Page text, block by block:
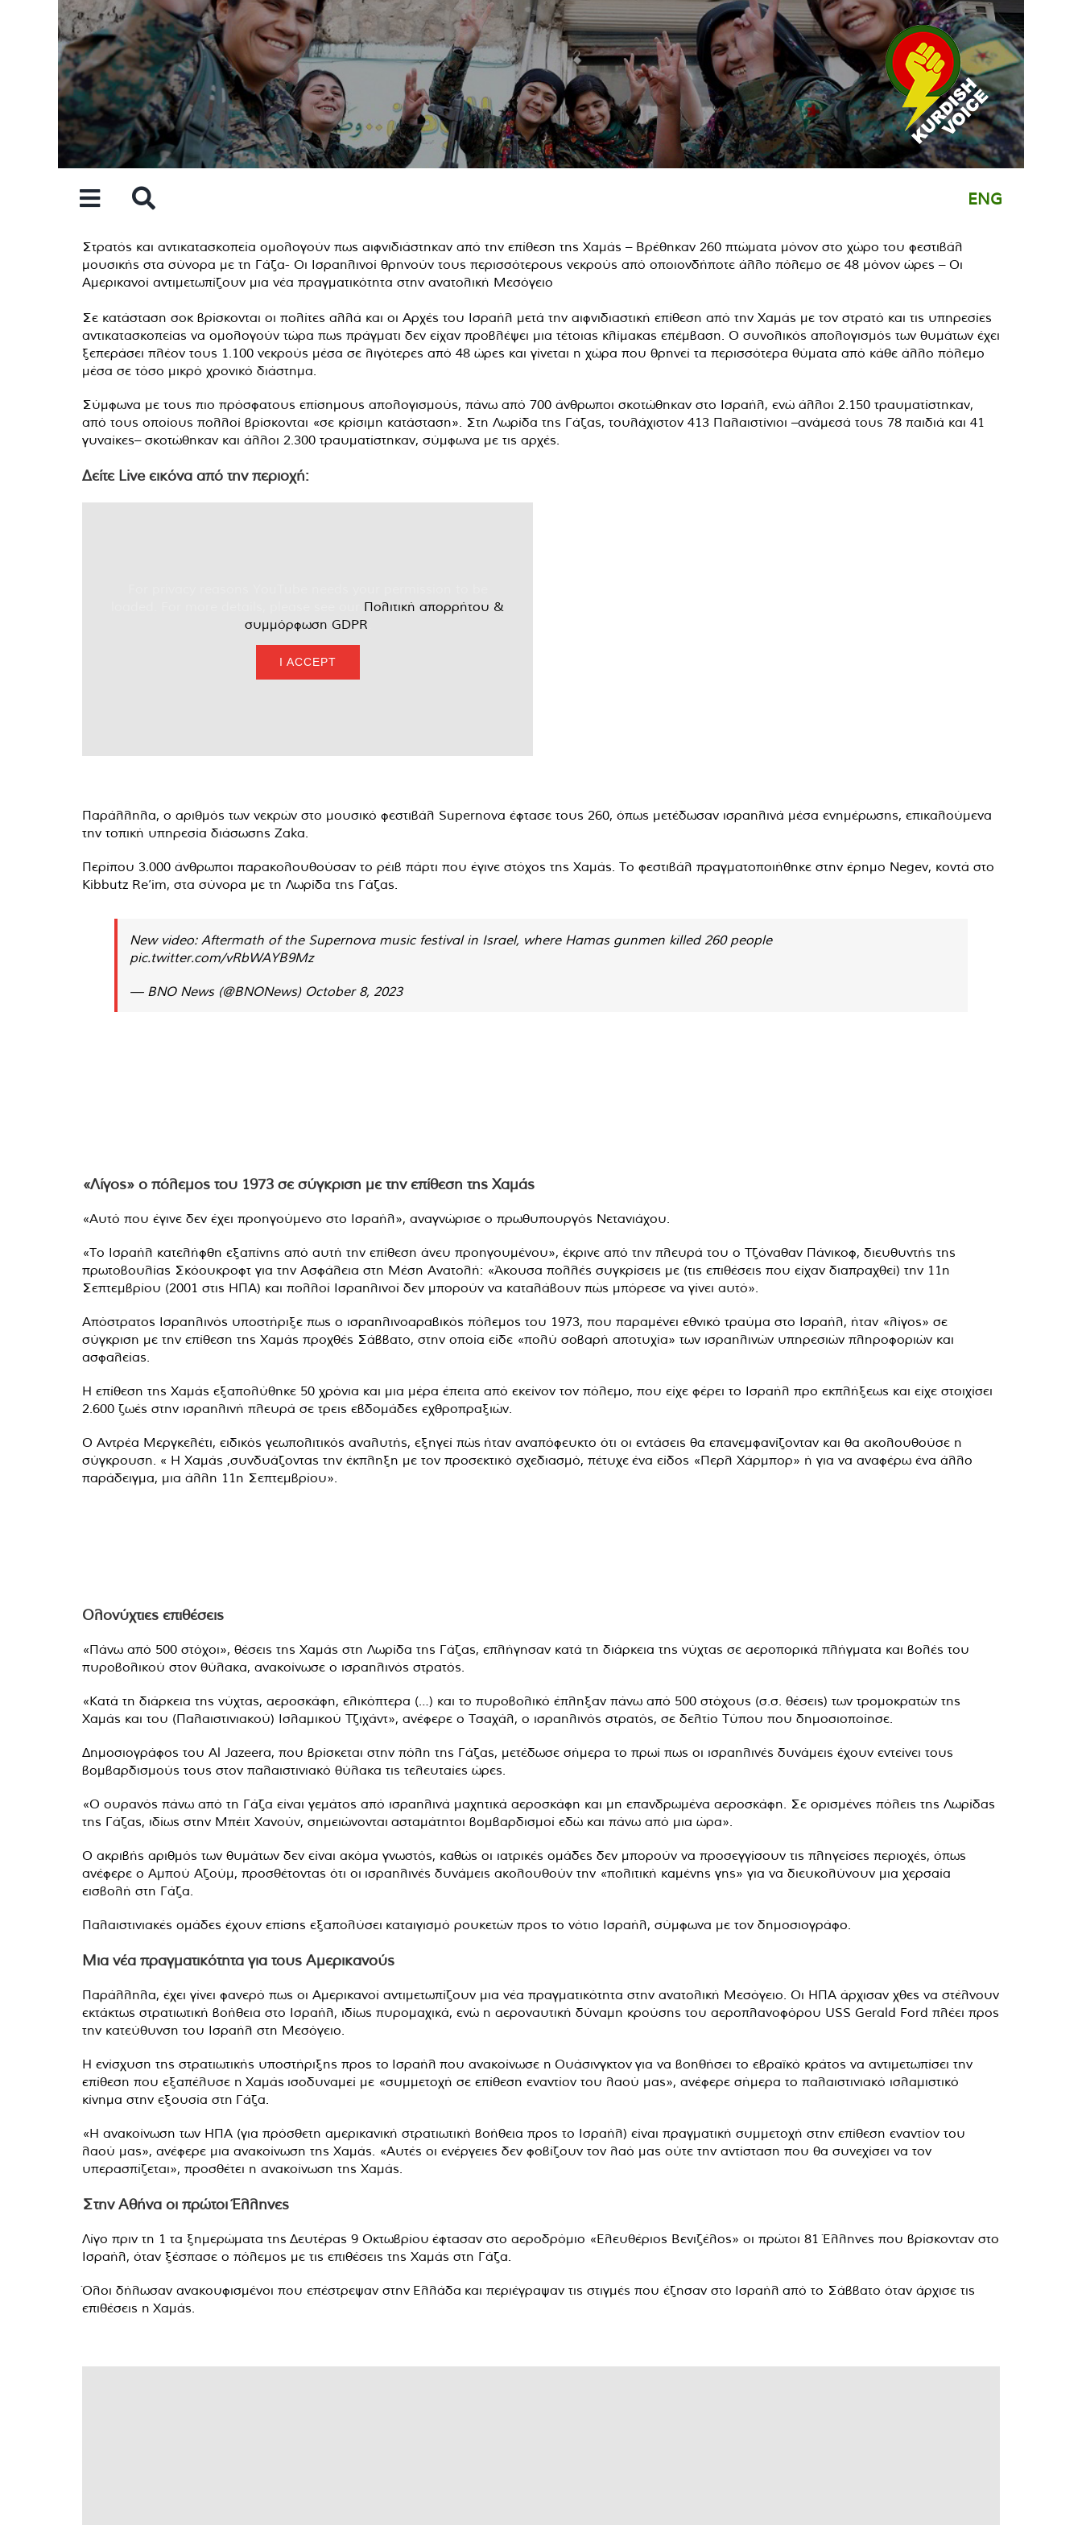
ENG
Στρατός και αντικατασκοπεία ομολογούν πως αιφνιδιάστηκαν από την επίθεση της Χαμάς – Βρέθηκαν 260 πτώματα μόνον στο χώρο του φεστιβάλ
μουσικής στα σύνορα με τη Γάζα- Οι Ισραηλινοί θρηνούν τους περισσότερους νεκρούς από οποιονδήποτε άλλο πόλεμο σε 48 μόνον ώρες – Οι
Αμερικανοί αντιμετωπίζουν μια νέα πραγματικότητα στην ανατολική Μεσόγειο
Σε κατάσταση σοκ βρίσκονται οι πολίτες αλλά και οι Αρχές του Ισραήλ μετά την αιφνιδιαστική επίθεση από την Χαμάς με τον στρατό και τις υπηρεσίες
αντικατασκοπείας να ομολογούν τώρα πως πράγματι δεν είχαν προβλέψει μια τέτοιας κλίμακας επέμβαση. Ο συνολικός απολογισμός των θυμάτων έχει
ξεπεράσει πλέον τους 1.100 νεκρούς μέσα σε λιγότερες από 48 ώρες και γίνεται η χώρα που θρηνεί τα περισσότερα θύματα από κάθε άλλο πόλεμο
μέσα σε τόσο μικρό χρονικό διάστημα.
Σύμφωνα με τους πιο πρόσφατους επίσημους απολογισμούς, πάνω από 700 άνθρωποι σκοτώθηκαν στο Ισραήλ, ενώ άλλοι 2.150 τραυματίστηκαν,
από τους οποίους πολλοί βρίσκονται «σε κρίσιμη κατάσταση». Στη Λωρίδα της Γάζας, τουλάχιστον 413 Παλαιστίνιοι –ανάμεσά τους 78 παιδιά και 41
γυναίκες– σκοτώθηκαν και άλλοι 2.300 τραυματίστηκαν, σύμφωνα με τις αρχές.
Δείτε Live εικόνα από την περιοχή:
Πολιτική απορρήτου &
συμμόρφωση GDPR
I ACCEPT
Παράλληλα, ο αριθμός των νεκρών στο μουσικό φεστιβάλ Supernova έφτασε τους 260, όπως μετέδωσαν ισραηλινά μέσα ενημέρωσης, επικαλούμενα
την τοπική υπηρεσία διάσωσης Zaka.
Περίπου 3.000 άνθρωποι παρακολουθούσαν το ρέιβ πάρτι που έγινε στόχος της Χαμάς. Το φεστιβάλ πραγματοποιήθηκε στην έρημο Negev, κοντά στο
Kibbutz Re’im, στα σύνορα με τη Λωρίδα της Γάζας.
New video: Aftermath of the Supernova music festival in Israel, where Hamas gunmen killed 260 people
pic.twitter.com/vRbWAYB9Mz
— BNO News (@BNONews) October 8, 2023
«Λίγος» ο πόλεμος του 1973 σε σύγκριση με την επίθεση της Χαμάς
«Αυτό που έγινε δεν έχει προηγούμενο στο Ισραήλ», αναγνώρισε ο πρωθυπουργός Νετανιάχου.
«Το Ισραήλ κατελήφθη εξαπίνης από αυτή την επίθεση άνευ προηγουμένου», έκρινε από την πλευρά του ο Τζόναθαν Πάνικοφ, διευθυντής της
πρωτοβουλίας Σκόουκροφτ για την Ασφάλεια στη Μέση Ανατολή: «Άκουσα πολλές συγκρίσεις με (τις επιθέσεις που είχαν διαπραχθεί) την 11η
Σεπτεμβρίου (2001 στις ΗΠΑ) και πολλοί Ισραηλινοί δεν μπορούν να καταλάβουν πώς μπόρεσε να γίνει αυτό».
Απόστρατος Ισραηλινός υποστήριξε πως ο ισραηλινοαραβικός πόλεμος του 1973, που παραμένει εθνικό τραύμα στο Ισραήλ, ήταν «λίγος» σε
σύγκριση με την επίθεση της Χαμάς προχθές Σάββατο, στην οποία είδε «πολύ σοβαρή αποτυχία» των ισραηλινών υπηρεσιών πληροφοριών και
ασφαλείας.
Η επίθεση της Χαμάς εξαπολύθηκε 50 χρόνια και μια μέρα έπειτα από εκείνον τον πόλεμο, που είχε φέρει το Ισραήλ προ εκπλήξεως και είχε στοιχίσει
2.600 ζωές στην ισραηλινή πλευρά σε τρεις εβδομάδες εχθροπραξιών.
Ο Αντρέα Μεργκελέτι, ειδικός γεωπολιτικός αναλυτής, εξηγεί πώς ήταν αναπόφευκτο ότι οι εντάσεις θα επανεμφανίζονταν και θα ακολουθούσε η
σύγκρουση. « Η Χαμάς ,συνδυάζοντας την έκπληξη με τον προσεκτικό σχεδιασμό, πέτυχε ένα είδος «Περλ Χάρμπορ» ή για να αναφέρω ένα άλλο
παράδειγμα, μια άλλη 11η Σεπτεμβρίου».
Ολονύχτιες επιθέσεις
«Πάνω από 500 στόχοι», θέσεις της Χαμάς στη Λωρίδα της Γάζας, επλήγησαν κατά τη διάρκεια της νύχτας σε αεροπορικά πλήγματα και βολές του
πυροβολικού στον θύλακα, ανακοίνωσε ο ισραηλινός στρατός.
«Κατά τη διάρκεια της νύχτας, αεροσκάφη, ελικόπτερα (…) και το πυροβολικό έπληξαν πάνω από 500 στόχους (σ.σ. θέσεις) των τρομοκρατών της
Χαμάς και του (Παλαιστινιακού) Ισλαμικού Τζιχάντ», ανέφερε ο Τσαχάλ, ο ισραηλινός στρατός, σε δελτίο Τύπου που δημοσιοποίησε.
Δημοσιογράφος του Al Jazeera, που βρίσκεται στην πόλη της Γάζας, μετέδωσε σήμερα το πρωί πως οι ισραηλινές δυνάμεις έχουν εντείνει τους
βομβαρδισμούς τους στον παλαιστινιακό θύλακα τις τελευταίες ώρες.
«Ο ουρανός πάνω από τη Γάζα είναι γεμάτος από ισραηλινά μαχητικά αεροσκάφη και μη επανδρωμένα αεροσκάφη. Σε ορισμένες πόλεις της Λωρίδας
της Γάζας, ιδίως στην Μπέιτ Χανούν, σημειώνονται ασταμάτητοι βομβαρδισμοί εδώ και πάνω από μια ώρα».
Ο ακριβής αριθμός των θυμάτων δεν είναι ακόμα γνωστός, καθώς οι ιατρικές ομάδες δεν μπορούν να προσεγγίσουν τις πληγείσες περιοχές, όπως
ανέφερε ο Αμπού Αζούμ, προσθέτοντας ότι οι ισραηλινές δυνάμεις ακολουθούν την «πολιτική καμένης γης» για να διευκολύνουν μια χερσαία
εισβολή στη Γάζα.
Παλαιστινιακές ομάδες έχουν επίσης εξαπολύσει καταιγισμό ρουκετών προς το νότιο Ισραήλ, σύμφωνα με τον δημοσιογράφο.
Μια νέα πραγματικότητα για τους Αμερικανούς
Παράλληλα, έχει γίνει φανερό πως οι Αμερικανοί αντιμετωπίζουν μια νέα πραγματικότητα στην ανατολική Μεσόγειο. Οι ΗΠΑ άρχισαν χθες να στέλνουν
εκτάκτως στρατιωτική βοήθεια στο Ισραήλ, ιδίως πυρομαχικά, ενώ η αεροναυτική δύναμη κρούσης του αεροπλανοφόρου USS Gerald Ford πλέει προς
την κατεύθυνση του Ισραήλ στη Μεσόγειο.
Η ενίσχυση της στρατιωτικής υποστήριξης προς το Ισραήλ που ανακοίνωσε η Ουάσινγκτον για να βοηθήσει το εβραϊκό κράτος να αντιμετωπίσει την
επίθεση που εξαπέλυσε η Χαμάς ισοδυναμεί με «συμμετοχή σε επίθεση εναντίον του λαού μας», ανέφερε σήμερα το παλαιστινιακό ισλαμιστικό
κίνημα στην εξουσία στη Γάζα.
«Η ανακοίνωση των ΗΠΑ (για πρόσθετη αμερικανική στρατιωτική βοήθεια προς το Ισραήλ) είναι πραγματική συμμετοχή στην επίθεση εναντίον του
λαού μας», ανέφερε μια ανακοίνωση της Χαμάς. «Αυτές οι ενέργειες δεν φοβίζουν τον λαό μας ούτε την αντίσταση που θα συνεχίσει να τον
υπερασπίζεται», προσθέτει η ανακοίνωση της Χαμάς.
Στην Αθήνα οι πρώτοι Έλληνες
Λίγο πριν τη 1 τα ξημερώματα της Δευτέρας 9 Οκτωβρίου έφτασαν στο αεροδρόμιο «Ελευθέριος Βενιζέλος» οι πρώτοι 81 Έλληνες που βρίσκονταν στο
Ισραήλ, όταν ξέσπασε ο πόλεμος με τις επιθέσεις της Χαμάς στη Γάζα.
Όλοι δήλωσαν ανακουφισμένοι που επέστρεψαν στην Ελλάδα και περιέγραψαν τις στιγμές που έζησαν στο Ισραήλ από το Σάββατο όταν άρχισε τις
επιθέσεις η Χαμάς.